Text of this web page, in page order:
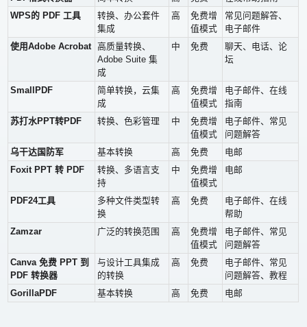
WPS的 PDF 工具
转换、办公套件
集成
高
免费增
值模式
常见问题解答、
电子邮件
使用Adobe Acrobat
高质量转换、
Adobe Suite 集
成
中 免费
聊天、电话、论
坛
SmallPDF
简单转换，云集
成
高
免费增
值模式
电子邮件、在线
指南
苏打水PPT转PDF
转换、色彩管理 中
免费增
值模式
电子邮件、常见
问题解答
乌干达国防军
基本转换 高 免费
电邮
Foxit PPT 转 PDF
转换、多语言支
持
中
免费增
值模式
电邮
PDF24工具
多种文件类型转
换
高 免费
电子邮件、在线
帮助
Zamzar
广泛的转换范围 高
免费增
值模式
电子邮件、常见
问题解答
Canva 免费 PPT 到
PDF 转换器
与设计工具集成
的转换
高 免费
电子邮件、常见
问题解答、教程
GorillaPDF
基本转换 高 免费 电邮